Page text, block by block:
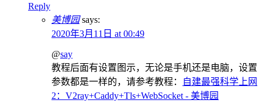
Reply
美博园 says:
2020年3月11日 at 00:49
@say
教程后面有设置图示，无论是手机还是电脑，设置
参数都是一样的，请参考教程：
自建最强科学上网
2：V2ray+Caddy+Tls+WebSocket - 美博园